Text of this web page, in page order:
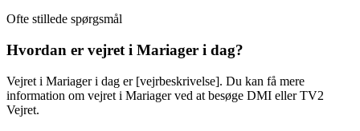
Ofte stillede spørgsmål
Hvordan er vejret i Mariager i dag?
Vejret i Mariager i dag er [vejrbeskrivelse]. Du kan få mere
information om vejret i Mariager ved at besøge DMI eller TV2
Vejret.